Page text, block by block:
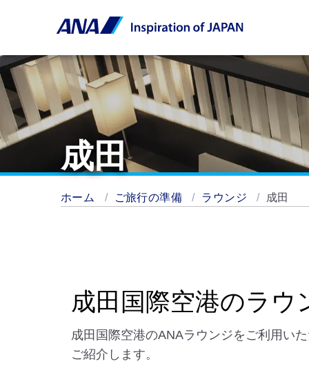
成田
ホーム ご旅行の準備 ラウンジ 成田
成田国際空港のラウ
成田国際空港のANAラウンジをご利用い
ご紹介します。